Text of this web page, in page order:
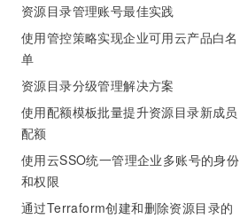
资源目录管理账号最佳实践
使用管控策略实现企业可用云产品白名
单
资源目录分级管理解决方案
使用配额模板批量提升资源目录新成员
配额
使用云SSO统一管理企业多账号的身份
和权限
通过Terraform创建和删除资源目录的